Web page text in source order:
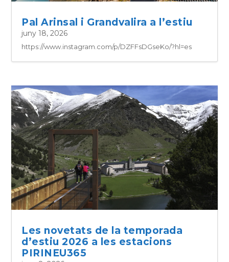
Pal Arinsal i Grandvalira a l’estiu
juny 18, 2026
https://www.instagram.com/p/DZFFsDGseKo/?hl=es
Les novetats de la temporada
d’estiu 2026 a les estacions
PIRINEU365